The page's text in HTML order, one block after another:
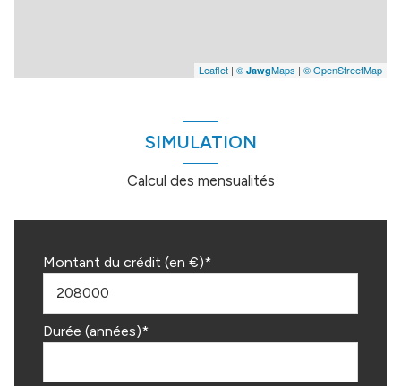
Leaflet | © JawgMaps | © OpenStreetMap
SIMULATION
Calcul des mensualités
Montant du crédit (en €)*
Durée (années)*